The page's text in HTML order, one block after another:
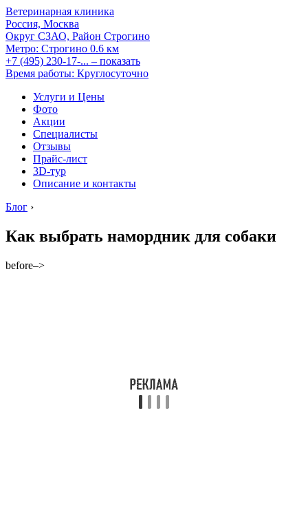
Ветеринарная клиника
Россия, Москва
Округ СЗАО, Район Строгино
Метро: Строгино 0.6 км
+7 (495) 230-17-... – показать
Время работы: Круглосуточно
Услуги и Цены
Фото
Акции
Специалисты
Отзывы
Прайс-лист
3D-тур
Описание и контакты
Блог ›
Как выбрать намордник для собаки
before–>